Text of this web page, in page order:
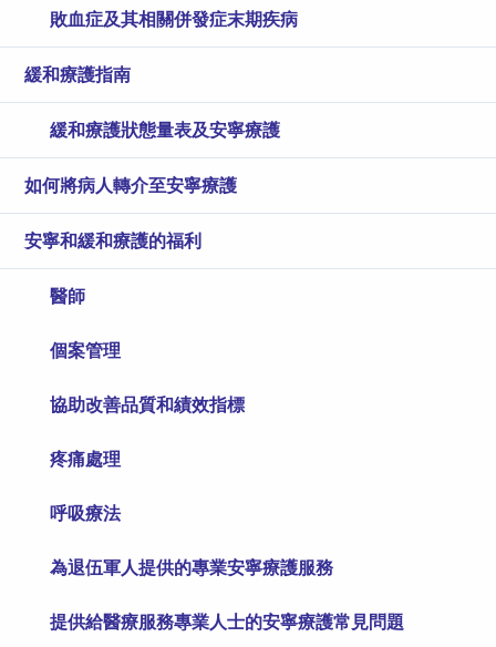
敗血症及其相關併發症末期疾病
緩和療護指南
緩和療護狀態量表及安寧療護
如何將病人轉介至安寧療護
安寧和緩和療護的福利
醫師
個案管理
協助改善品質和績效指標
疼痛處理
呼吸療法
為退伍軍人提供的專業安寧療護服務
提供給醫療服務專業人士的安寧療護常見問題